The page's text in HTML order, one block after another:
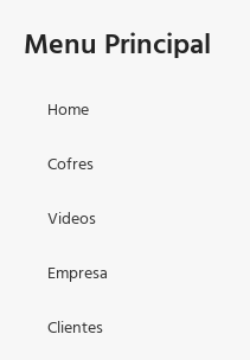
Menu Principal
Home
Cofres
Videos
Empresa
Clientes